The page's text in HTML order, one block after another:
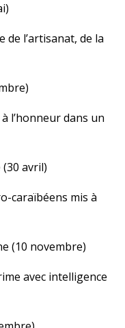
l’artisanat, de la
l’honneur dans un
avril)
caraïbéens mis à
(10 novembre)
avec intelligence